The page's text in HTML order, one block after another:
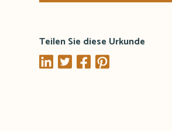
Teilen Sie diese Urkunde